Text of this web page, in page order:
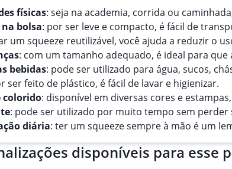
físicas: seja na academia, corrida ou
bolsa: por ser leve e compacto, é fácil de
um squeeze reutilizável, você ajuda a reduzir o
: com um tamanho adequado, é ideal para
bebidas: pode ser utilizado para água, sucos,
ser feito de plástico, é fácil de lavar e higienizar.
colorido: disponível em diversas cores e
: pode ser utilizado por muito tempo sem perder
diária: ter um squeeze sempre à mão é um
disponíveis para esse